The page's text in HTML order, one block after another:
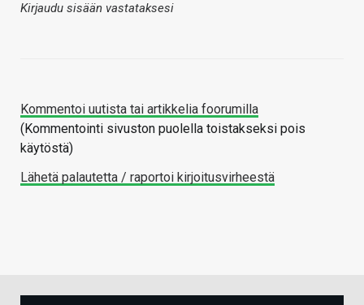
Kirjaudu sisään vastataksesi
Kommentoi uutista tai artikkelia foorumilla
(Kommentointi sivuston puolella toistakseksi pois
käytöstä)
Lähetä palautetta / raportoi kirjoitusvirheestä